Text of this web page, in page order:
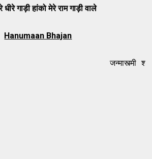
धीरे गाड़ी हांको मेरे राम गाड़ी वाले
Hanumaan Bhajan
जन्मास्त्मी श्री